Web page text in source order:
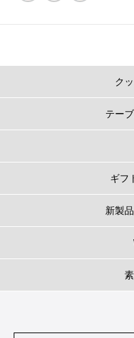
ク
テー
ギフ
新製